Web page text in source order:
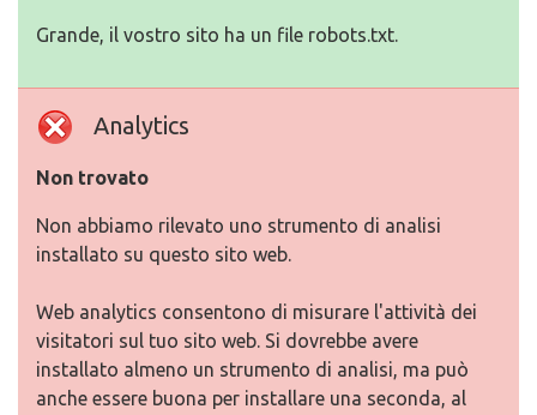
Grande, il vostro sito ha un file robots.txt.
Analytics
Non trovato
Non abbiamo rilevato uno strumento di analisi
installato su questo sito web.
Web analytics consentono di misurare l'attività dei
visitatori sul tuo sito web. Si dovrebbe avere
installato almeno un strumento di analisi, ma può
anche essere buona per installare una seconda, al